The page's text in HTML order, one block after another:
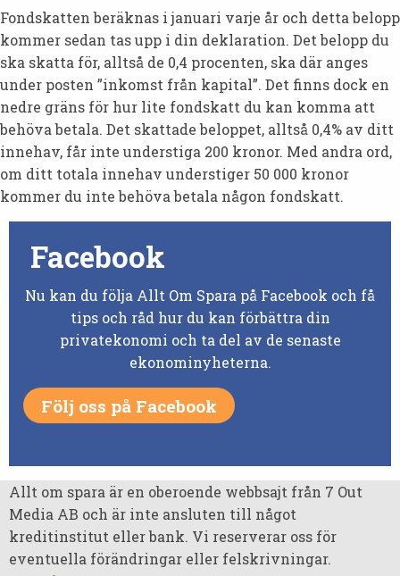
Fondskatten beräknas i januari varje år och detta belopp
kommer sedan tas upp i din deklaration. Det belopp du
ska skatta för, alltså de 0,4 procenten, ska där anges
under posten ”inkomst från kapital”. Det finns dock en
nedre gräns för hur lite fondskatt du kan komma att
behöva betala. Det skattade beloppet, alltså 0,4% av ditt
innehav, får inte understiga 200 kronor. Med andra ord,
om ditt totala innehav understiger 50 000 kronor
kommer du inte behöva betala någon fondskatt.
Facebook
Nu kan du följa Allt Om Spara på Facebook och få
tips och råd hur du kan förbättra din
privatekonomi och ta del av de senaste
ekonominyheterna.
Följ oss på Facebook
Allt om spara är en oberoende webbsajt från 7 Out
Media AB och är inte ansluten till något
kreditinstitut eller bank. Vi reserverar oss för
eventuella förändringar eller felskrivningar.